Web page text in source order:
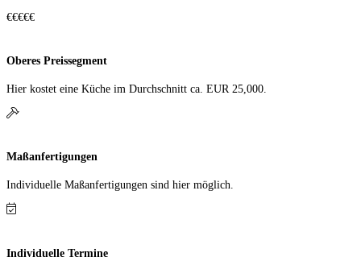
€€€€€
Oberes Preissegment
Hier kostet eine Küche im Durch­schnitt ca. EUR 25,000.
Maßanfertigungen
Individuelle Maß­anfer­tigungen sind hier möglich.
Individuelle Termine